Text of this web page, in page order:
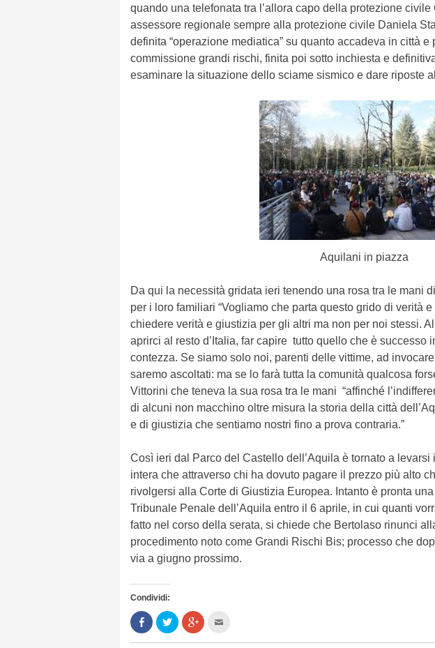
quando una telefonata tra l’allora capo della protezione civile
assessore regionale sempre alla protezione civile Daniela
definita “operazione mediatica” su quanto accadeva in città
commissione grandi rischi, finita poi sotto inchiesta e
esaminare la situazione dello sciame sismico e dare riposte
Aquilani in piazza
Da qui la necessità gridata ieri tenendo una rosa tra le mani
per i loro familiari “Vogliamo che parta questo grido di verità
chiedere verità e giustizia per gli altri ma non per noi stessi.
aprirci al resto d’Italia, far capire tutto quello che è successo
contezza. Se siamo solo noi, parenti delle vittime, ad
saremo ascoltati: ma se lo farà tutta la comunità qualcosa
Vittorini che teneva la sua rosa tra le mani “affinché
di alcuni non macchino oltre misura la storia della città
e di giustizia che sentiamo nostri fino a prova contraria.”
Così ieri dal Parco del Castello dell’Aquila è tornato a
intera che attraverso chi ha dovuto pagare il prezzo più alto
rivolgersi alla Corte di Giustizia Europea. Intanto è pronta
Tribunale Penale dell’Aquila entro il 6 aprile, in cui quanti
fatto nel corso della serata, si chiede che Bertolaso rinunci
procedimento noto come Grandi Rischi Bis; processo che
via a giugno prossimo.
Condividi:
Condividi
su
Facebook
(Si
Clicca
per
condividere
su
Clicca
per
su l'articolo